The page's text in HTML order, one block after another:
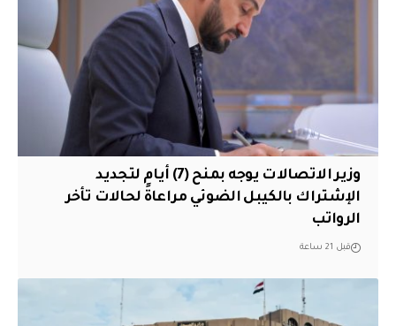
وزير الاتصالات يوجه بمنح (7) أيام لتجديد
الإشتراك بالكيبل الضوئي مراعاةً لحالات تأخر
الرواتب
قبل 21 ساعة